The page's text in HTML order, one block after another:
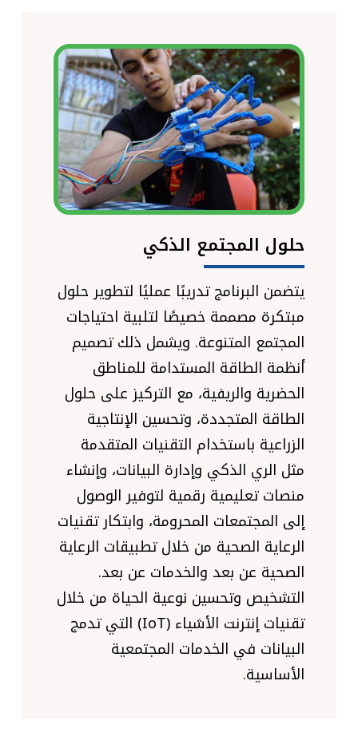
حلول المجتمع الذكي
يتضمن البرنامج تدريبًا عمليًا لتطوير حلول
مبتكرة مصممة خصيصًا لتلبية احتياجات
المجتمع المتنوعة. ويشمل ذلك تصميم
أنظمة الطاقة المستدامة للمناطق
الحضرية والريفية، مع التركيز على حلول
الطاقة المتجددة، وتحسين الإنتاجية
الزراعية باستخدام التقنيات المتقدمة
مثل الري الذكي وإدارة البيانات، وإنشاء
منصات تعليمية رقمية لتوفير الوصول
إلى المجتمعات المحرومة، وابتكار تقنيات
الرعاية الصحية من خلال تطبيقات الرعاية
الصحية عن بعد والخدمات عن بعد.
التشخيص وتحسين نوعية الحياة من خلال
تقنيات إنترنت الأشياء (IoT) التي تدمج
البيانات في الخدمات المجتمعية
الأساسية.